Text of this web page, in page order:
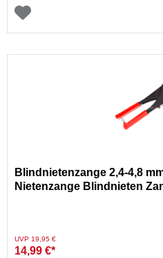
Blindnietenzange 2,4-4,8
Nietenzange Blindnieten
Preis reduziert von
UVP 19,95 €auf
14,99 €*